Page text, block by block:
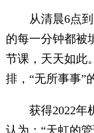
从清晨6点到
的每一分钟都被
节课，天天如此
排，“无所事事”
获得2022年机
认为：“天虹的